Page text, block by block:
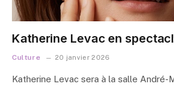
Katherine Levac en
Culture 20 janvier 2026
Katherine Levac sera à la salle André-